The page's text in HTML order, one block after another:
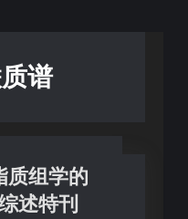
谱
质组学的
述特刊